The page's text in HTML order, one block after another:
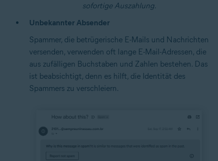
sofortige Auszahlung.
Unbekannter Absender
Spammer, die betrügerische E-Mails und Nachrichten
versenden, verwenden oft lange E-Mail-Adressen, die
aus zufälligen Buchstaben und Zahlen bestehen. Das
ist beabsichtigt, denn es hilft, die Identität des
Spammers zu verschleiern.